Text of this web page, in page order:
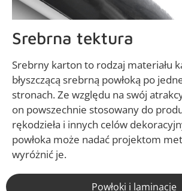
Powłoki i laminacje
Srebrna tektura
Srebrny karton to rodzaj materiału
błyszczącą srebrną powłoką po
stronach. Ze względu na swój
on powszechnie stosowany do
rękodzieła i innych celów
powłoka może nadać projektom
wyróżnić je.